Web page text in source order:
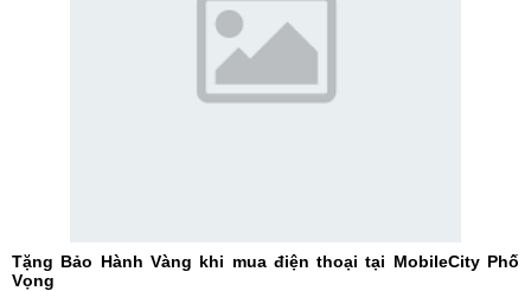
Tặng Bảo Hành Vàng khi mua điện thoại tại MobileCity Phố
Vọng